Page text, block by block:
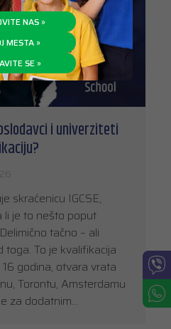
i univerziteti
skraćenicu IGCSE,
li je to nešto poput
tačno – ali
toga. To je kvalifikacija
godina, otvara vrata
Torontu, Amsterdamu
za dodatnim…
NAS »
MESTA »
SE »